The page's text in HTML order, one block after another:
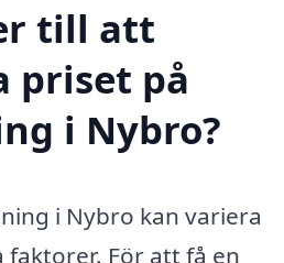
till att
priset på
i Nybro?
i Nybro kan variera
För att få en